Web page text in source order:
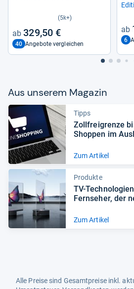
(5k+)
329,50 €
40 Angebote vergleichen
6
Aus unse­rem Maga­zin
Tipps
Zoll­frei­grenze
Shop­pen im
Zum Artikel
Produkte
TV-​
Fern­se­her, der
Zum Artikel
Alle Preise sind Gesamtpreise inkl.